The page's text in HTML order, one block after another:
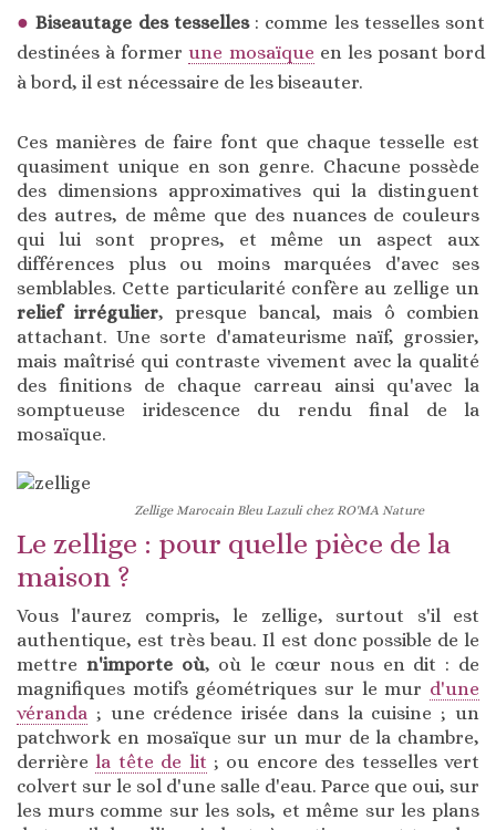
Biseautage des tesselles: comme les tesselles sont
destinées à formerune mosaïque en les posant bord
à bord, il est nécessaire de les biseauter.
Ces manières de faire font que chaque tesselle est
quasiment unique en son genre. Chacune possède
des dimensions approximatives qui la distinguent
des autres, de même que des nuances de couleurs
qui lui sont propres, et même un aspect aux
différences plus ou moins marquées d'avec ses
semblables. Cette particularité confère au zellige un
relief irrégulier, presque bancal, mais ô combien
attachant. Une sorte d'amateurisme naïf, grossier,
mais maîtrisé qui contraste vivement avec la qualité
des finitions de chaque carreau ainsi qu'avec la
somptueuse iridescence du rendu final de la
mosaïque.
Zellige Marocain Bleu Lazuli chez RO'MA Nature
Le zellige : pour quelle pièce de la
maison ?
Vous l'aurez compris, le zellige, surtout s'il est
authentique, est très beau. Il est donc possible de le
mettre n'importe où, où le cœur nous en dit : de
magnifiques motifs géométriques sur le mur d'une
véranda ; une crédence irisée dans la cuisine ; un
patchwork en mosaïque sur un mur de la chambre,
derrièrela tête de lit ; ou encore des tesselles vert
colvert sur le sol d'une salle d'eau. Parce que oui, sur
les murs comme sur les sols, et même sur les plans